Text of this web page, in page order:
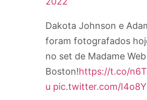
Dakota Johnson e
foram fotografados
no set de Madame
Boston!https://t.co/
u pic.twitter.com/